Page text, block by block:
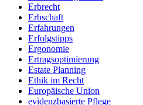
Erbrecht
Erbschaft
Erfahrungen
Erfolgstipps
Ergonomie
Ertragsoptimierung
Estate Planning
Ethik im Recht
Europäische Union
evidenzbasierte Pflege